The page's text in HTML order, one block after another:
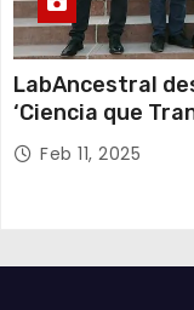
LabAncestral
‘Ciencia que
Feb 11, 2025